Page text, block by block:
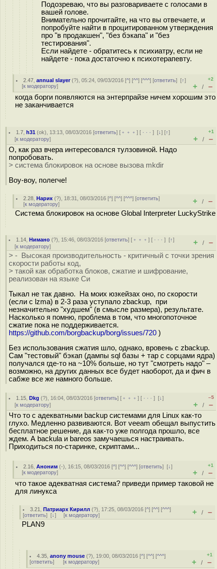
Подозреваю, что вы разговариваете с голосами в
вашей голове.
Внимательно прочитайте, на что вы отвечаете, и
попробуйте найти в процитированном утверждения
про "в продакшен", "без бэкапа" и "без
тестирования".
Если найдете - обратитесь к психиатру, если не
найдете - пока достаточно к психотерапевту.
2.47 ,annual slayer(?), 05:24, 09/03/2016 [^] [^^] [^^^] [ответить][↑]
[к модератору]
+2
+ / –
когда борги появляются на энтерпрайзе ничем хорошим это
не заканчивается
1.7 ,h31 (ok), 13:13, 08/03/2016 [ответить] [ ﹢﹢﹢] [ · · ·][↓] [↑]
[к модератору]
+1
+ / –
О, как раз вчера интересовался тулзовиной. Надо
попробовать.
> система блокировок на основе вызова mkdir
Воу-воу, полегче!
2.28 ,Нарик (?), 18:31, 08/03/2016 [^] [^^] [^^^] [ответить]
[к модератору] + / –
Система блокировок на основе Global Interpreter LuckyStrike
1.14 ,Нимано (?), 15:46, 08/03/2016 [ответить] [ ﹢﹢﹢] [ · · ·][↑]
[к модератору] + / –
> - Высокая производительность - критичный с точки зрения
скорости работы код,
> такой как обработка блоков, сжатие и шифрование,
реализован на языке Си
Тыкал не так давно. На моих юзкейзах оно, по скорости
(если с lzma) в 2-3 раза уступало zbackup, при
незначительно "худшем" (в смысле размера), результате.
Насколько я помню, проблема в том, что многопоточное
сжатие пока не поддерживается.
https://github.com/borgbackup/borg/issues/720 )
Без использования сжатия шло, однако, вровень с zbackup.
Сам "тестовый" бэкап (дампы sql базы + тар с сорцами ядра)
получался где-то на ~10% больше, но тут "смотреть надо" –
возможно, на других данных все будет наоборот, да и фич в
сабже все же намного больше.
1.15 ,Dkg (?), 16:04, 08/03/2016 [ответить] [ ﹢﹢﹢] [ · · ·][↓]
[к модератору]
–5
+ / –
Что то с адекватными backup системами для Linux как-то
глухо. Медленно развиваются. Вот veeam обещал выпустить
бесплатное решение, да как-то уже полгода прошло, все
ждем. А backula и bareos замучаешься настраивать.
Приходиться по-старинке, скриптами...
2.16 ,Аноним (-), 16:15, 08/03/2016 [^] [^^] [^^^] [ответить][↓]
[к модератору]
+1
+ / –
что такое адекватная система? приведи пример таковой не
для линукса
3.21 ,Патриарх Кирилл (?), 17:25, 08/03/2016 [^] [^^] [^^^]
[ответить] [↓] [к модератору] + / –
PLAN9
4.35 ,anony mouse (?), 19:00, 08/03/2016 [^] [^^] [^^^]
[ответить] [к модератору]
+1
+ / –